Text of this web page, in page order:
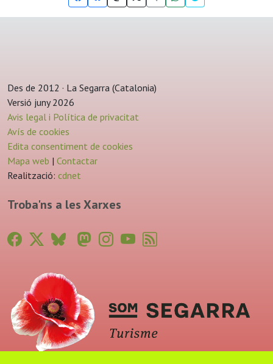
Des de 2012 · La Segarra (Catalonia)
Versió juny 2026
Avis legal i Política de privacitat
Avís de cookies
Edita consentiment de cookies
Mapa web | Contactar
Realització: cdnet
Troba'ns a les Xarxes